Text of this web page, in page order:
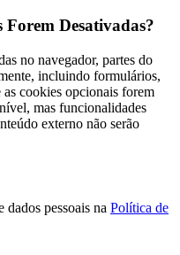
Forem Desativadas?
no navegador, partes do
incluindo formulários,
as cookies opcionais forem
mas funcionalidades
externo não serão
dados pessoais na Política de